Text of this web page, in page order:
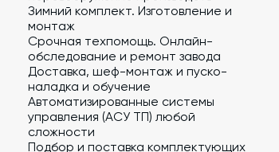
Зимний комплект. Изготовление и
монтаж
Срочная техпомощь. Онлайн-
обследование и ремонт завода
Доставка, шеф-монтаж и пуско-
наладка и обучение
Автоматизированные системы
управления (АСУ ТП) любой
сложности
Подбор и поставка комплектующих